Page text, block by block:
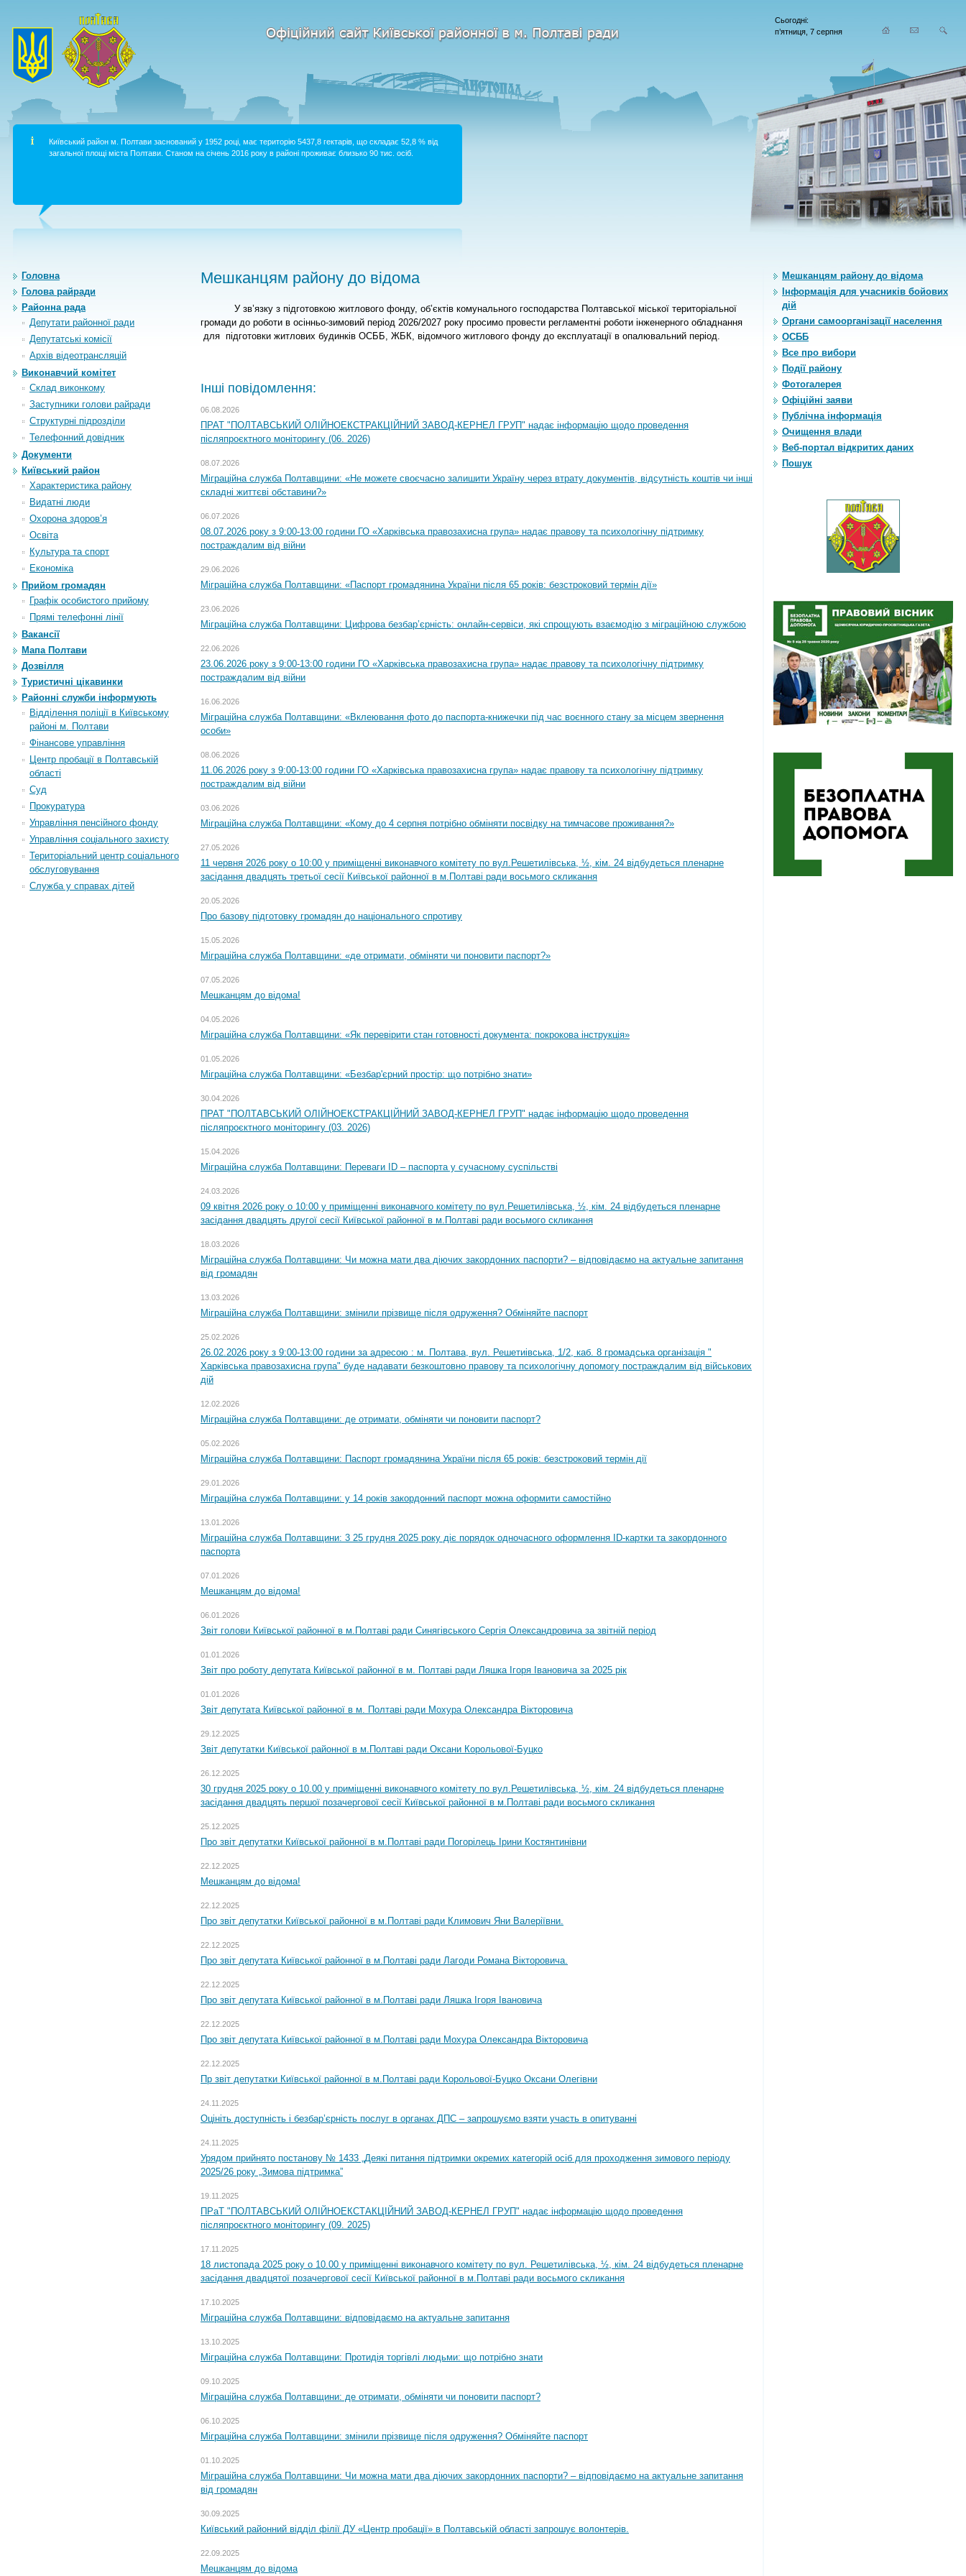
Київський район м. Полтави заснований у 1952 році, має територію 5437,8 гектарів, що складає 52,8 % від
загальної площі міста Полтави. Станом на січень 2016 року в районі проживає близько 90 тис. осіб.
Сьогодні:
п’ятниця, 7 серпня
Головна
Голова райради
Районна рада
Депутати районної ради
Депутатські комісії
Архiв вiдеотрансляцiй
Виконавчий комітет
Склад виконкому
Заступники голови райради
Структурні підрозділи
Телефонний довідник
Документи
Київський район
Характеристика району
Видатні люди
Охорона здоров’я
Освіта
Культура та спорт
Економіка
Прийом громадян
Графік особистого прийому
Прямі телефонні лінії
Вакансії
Мапа Полтави
Дозвілля
Туристичні цікавинки
Районні служби інформують
Відділення поліції в Київському
районі м. Полтави
Фінансове управління
Центр пробації в Полтавській
області
Суд
Прокуратура
Управління пенсійного фонду
Управління соціального захисту
Територіальний центр соціального
обслуговування
Служба у справах дітей
Мешканцям району до відома
У зв’язку з підготовкою житлового фонду, об’єктів комунального господарства Полтавської міської територіальної
громади до роботи в осінньо-зимовий період 2026/2027 року просимо провести регламентні роботи інженерного обладнання
для підготовки житлових будинків ОСББ, ЖБК, відомчого житлового фонду до експлуатації в опалювальний період.
Інші повідомлення:
06.08.2026
ПРАТ "ПОЛТАВСЬКИЙ ОЛІЙНОЕКСТРАКЦІЙНИЙ ЗАВОД-КЕРНЕЛ ГРУП" надає інформацію щодо проведення
післяпроєктного моніторингу (06. 2026)
08.07.2026
Міграційна служба Полтавщини: «Не можете своєчасно залишити Україну через втрату документів, відсутність коштів чи інші
складні життєві обставини?»
06.07.2026
08.07.2026 року з 9:00-13:00 години ГО «Харківська правозахисна група» надає правову та психологічну підтримку
постраждалим від війни
29.06.2026
Міграційна служба Полтавщини: «Паспорт громадянина України після 65 років: безстроковий термін дії»
23.06.2026
Міграційна служба Полтавщини: Цифрова безбар’єрність: онлайн-сервіси, які спрощують взаємодію з міграційною службою
22.06.2026
23.06.2026 року з 9:00-13:00 години ГО «Харківська правозахисна група» надає правову та психологічну підтримку
постраждалим від війни
16.06.2026
Міграційна служба Полтавщини: «Вклеювання фото до паспорта-книжечки під час воєнного стану за місцем звернення
особи»
08.06.2026
11.06.2026 року з 9:00-13:00 години ГО «Харківська правозахисна група» надає правову та психологічну підтримку
постраждалим від війни
03.06.2026
Міграційна служба Полтавщини: «Кому до 4 серпня потрібно обміняти посвідку на тимчасове проживання?»
27.05.2026
11 червня 2026 року о 10:00 у приміщенні виконавчого комітету по вул.Решетилівська, ½, кім. 24 відбудеться пленарне
засідання двадцять третьої сесії Київської районної в м.Полтаві ради восьмого скликання
20.05.2026
Про базову підготовку громадян до національного спротиву
15.05.2026
Міграційна служба Полтавщини: «де отримати, обміняти чи поновити паспорт?»
07.05.2026
Мешканцям до відома!
04.05.2026
Міграційна служба Полтавщини: «Як перевірити стан готовності документа: покрокова інструкція»
01.05.2026
Міграційна служба Полтавщини: «Безбар'єрний простір: що потрібно знати»
30.04.2026
ПРАТ "ПОЛТАВСЬКИЙ ОЛІЙНОЕКСТРАКЦІЙНИЙ ЗАВОД-КЕРНЕЛ ГРУП" надає інформацію щодо проведення
післяпроєктного моніторингу (03. 2026)
15.04.2026
Міграційна служба Полтавщини: Переваги ID – паспорта у сучасному суспільстві
24.03.2026
09 квітня 2026 року о 10:00 у приміщенні виконавчого комітету по вул.Решетилівська, ½, кім. 24 відбудеться пленарне
засідання двадцять другої сесії Київської районної в м.Полтаві ради восьмого скликання
18.03.2026
Міграційна служба Полтавщини: Чи можна мати два діючих закордонних паспорти? – відповідаємо на актуальне запитання
від громадян
13.03.2026
Міграційна служба Полтавщини: змінили прізвище після одруження? Обміняйте паспорт
25.02.2026
26.02.2026 року з 9:00-13:00 години за адресою : м. Полтава, вул. Решетиівська, 1/2, каб. 8 громадська організація "
Харківська правозахисна група" буде надавати безкоштовно правову та психологічну допомогу постраждалим від військових
дій
12.02.2026
Міграційна служба Полтавщини: де отримати, обміняти чи поновити паспорт?
05.02.2026
Міграційна служба Полтавщини: Паспорт громадянина України після 65 років: безстроковий термін дії
29.01.2026
Міграційна служба Полтавщини: у 14 років закордонний паспорт можна оформити самостійно
13.01.2026
Міграційна служба Полтавщини: 3 25 грудня 2025 року діє порядок одночасного оформлення ID-картки та закордонного
паспорта
07.01.2026
Мешканцям до відома!
06.01.2026
Звіт голови Київської районної в м.Полтаві ради Синягівського Сергія Олександровича за звітній період
01.01.2026
Звіт про роботу депутата Київської районної в м. Полтаві ради Ляшка Ігоря Івановича за 2025 рік
01.01.2026
Звіт депутата Київської районної в м. Полтаві ради Мохура Олександра Вікторовича
29.12.2025
Звіт депутатки Київської районної в м.Полтаві ради Оксани Корольової-Буцко
26.12.2025
30 грудня 2025 року о 10.00 у приміщенні виконавчого комітету по вул.Решетилівська, ½, кім. 24 відбудеться пленарне
засідання двадцять першої позачергової сесії Київської районної в м.Полтаві ради восьмого скликання
25.12.2025
Про звіт депутатки Київської районної в м.Полтаві ради Погорілець Ірини Костянтинівни
22.12.2025
Мешканцям до відома!
22.12.2025
Про звіт депутатки Київської районної в м.Полтаві ради Климович Яни Валеріївни.
22.12.2025
Про звіт депутата Київської районної в м.Полтаві ради Лагоди Романа Вікторовича.
22.12.2025
Про звіт депутата Київської районної в м.Полтаві ради Ляшка Ігоря Івановича
22.12.2025
Про звіт депутата Київської районної в м.Полтаві ради Мохура Олександра Вікторовича
22.12.2025
Пр звіт депутатки Київської районної в м.Полтаві ради Корольової-Буцко Оксани Олегівни
24.11.2025
Оцініть доступність і безбар’єрність послуг в органах ДПС – запрошуємо взяти участь в опитуванні
24.11.2025
Урядом прийнято постанову № 1433 „Деякі питання підтримки окремих категорій осіб для проходження зимового періоду
2025/26 року „Зимова підтримка”
19.11.2025
ПРаТ "ПОЛТАВСЬКИЙ ОЛІЙНОЕКСТАКЦІЙНИЙ ЗАВОД-КЕРНЕЛ ГРУП" надає інформацію щодо проведення
післяпроєктного моніторингу (09. 2025)
17.11.2025
18 листопада 2025 року о 10.00 у приміщенні виконавчого комітету по вул. Решетилівська, ½, кім. 24 відбудеться пленарне
засідання двадцятої позачергової сесії Київської районної в м.Полтаві ради восьмого скликання
17.10.2025
Міграційна служба Полтавщини: відповідаємо на актуальне запитання
13.10.2025
Міграційна служба Полтавщини: Протидія торгівлі людьми: що потрібно знати
09.10.2025
Міграційна служба Полтавщини: де отримати, обміняти чи поновити паспорт?
06.10.2025
Міграційна служба Полтавщини: змінили прізвище після одруження? Обміняйте паспорт
01.10.2025
Міграційна служба Полтавщини: Чи можна мати два діючих закордонних паспорти? – відповідаємо на актуальне запитання
від громадян
30.09.2025
Київський районний відділ філії ДУ «Центр пробації» в Полтавській області запрошує волонтерів.
22.09.2025
Мешканцям до відома
Мешканцям району до відома
Інформація для учасників бойових
дій
Органи самоорганiзацiї населення
ОСББ
Все про вибори
Події району
Фотогалерея
Офіційні заяви
Публічна інформація
Очищення влади
Веб-портал відкритих даних
Пошук